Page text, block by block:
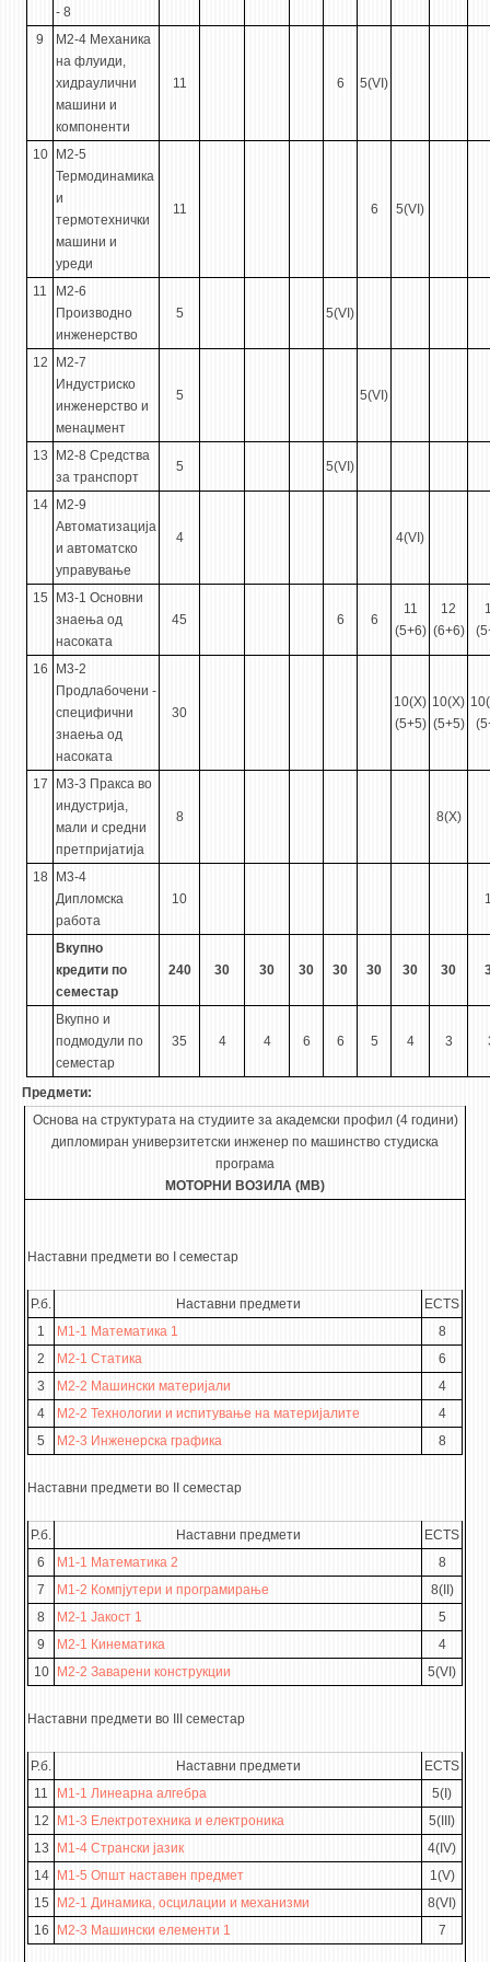
- 8
9
М2-4 Механика
на флуиди,
хидраулични
машини и
компоненти
11 6 5(VI)
10
М2-5
Термодинамика
и
термотехнички
машини и
уреди
11 6 5(VI)
11
М2-6
Производно
инженерство
5 5(VI)
12
М2-7
Индустриско
инженерство и
менаџмент
5 5(VI)
13
М2-8 Средства
за транспорт
5 5(VI)
14
М2-9
Автоматизација
и автоматско
управување
4 4(VI)
15
М3-1 Основни
знаења од
насоката
45 6 6
11
(5+6)
12
(6+6)
16
М3-2
Продлабочени -
специфични
знаења од
насоката
30
10(X)
(5+5)
10(X)
(5+5)
17
М3-3 Пракса во
индустрија,
мали и средни
претпријатија
8 8(X)
18
М3-4
Дипломска
работа
10
Вкупно
кредити по
семестар
240 30 30 30 30 30 30 30
Вкупно и
подмодули по
семестар
35 4 4 6 6 5 4 3
Предмети:
Основа на структурата на студиите за академски профил (4 години)
дипломиран универзитетски инженер по машинство студиска
програма
МОТОРНИ ВОЗИЛА (МВ)
Наставни предмети во I семестар
Р.б. Наставни предмети
ECTS
1
M1-1 Математика 1
8
2
M2-1 Статика
6
3
M2-2 Машински материјали
4
4
M2-2 Технологии и испитување нa материјалите
4
5
M2-3 Инженерска графика 8
Наставни предмети во II семестар
Р.б. Наставни предмети
ECTS
6
М1-1 Математика 2
8
7
М1-2 Компјутери и програмирање
8(II)
8
М2-1 Јакост 1
5
9
М2-1 Кинематика
4
10
М2-2 Заварени конструкции 5(VI)
Наставни предмети во III семестар
Р.б. Наставни предмети
ECTS
11
M1-1 Линеарна алгебра
5(I)
12
M1-3 Електротехника и електроника
5(III)
13
M1-4 Странски јазик
4(IV)
14
М1-5 Општ наставен предмет
1(V)
15
M2-1 Динамика, осцилации и механизми
8(VI)
16
M2-3 Машински елементи 1 7